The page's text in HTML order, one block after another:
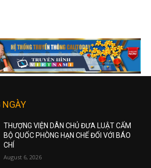
THƯỢNG VIỆN DÂN CHỦ ĐƯA LUẬT CẤM
BỘ QUỐC PHÒNG HẠN CHẾ ĐỐI VỚI BÁO
CHÍ
August 6, 2026